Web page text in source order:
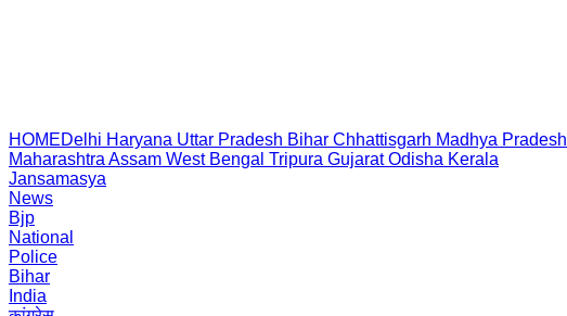
HOMEDelhi Haryana Uttar Pradesh Bihar Chhattisgarh Madhya Pradesh
Maharashtra Assam West Bengal Tripura Gujarat Odisha Kerala
Jansamasya
News
Bjp
National
Police
Bihar
India